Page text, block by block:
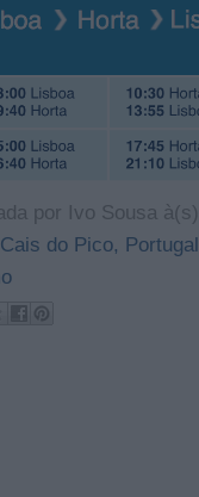
por Ivo Sousa à(s)
Cais do Pico, Portugal